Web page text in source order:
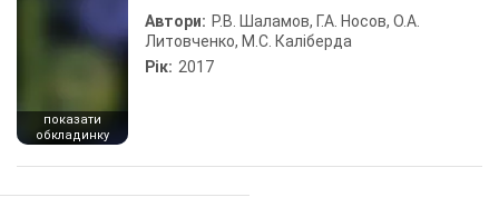
показати
обкладинку
Автори: Р.В. Шаламов, Г.А. Носов, О.А.
Литовченко, М.С. Каліберда
Рік: 2017